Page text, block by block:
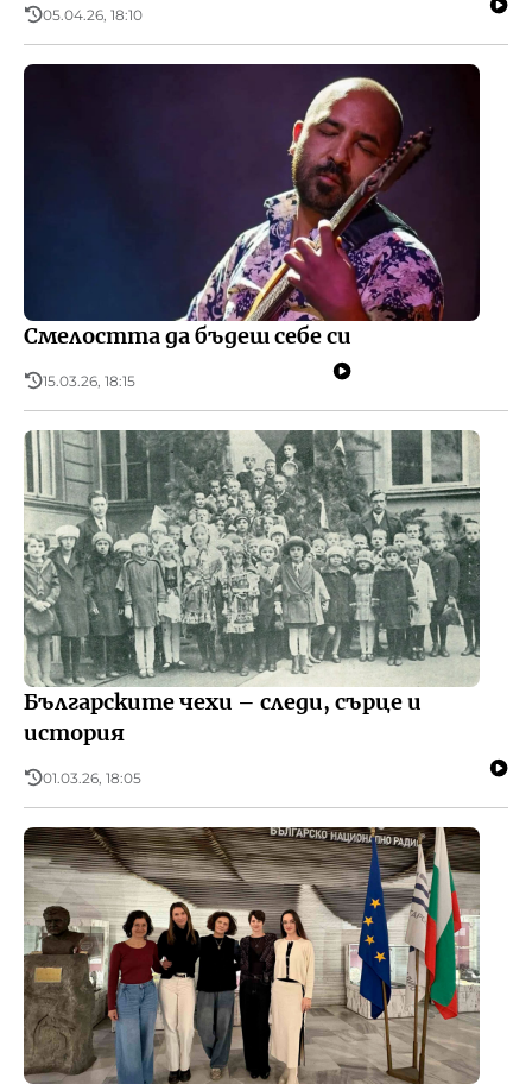
05.04.26, 18:10
Смелостта да бъдеш себе си
15.03.26, 18:15
Българските чехи – следи, сърце и
история
01.03.26, 18:05